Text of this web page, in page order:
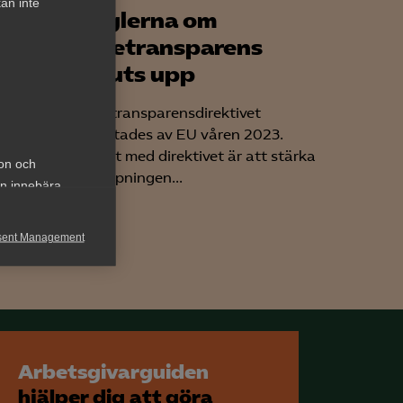
och
innebära
Management
Reglerna om
lönetransparens
skjuts upp
Lönetransparensdirektivet
beslutades av EU våren 2023.
Syftet med direktivet är att stärka
tillämpningen...
Arbetsgivarguiden
hjälper dig att göra